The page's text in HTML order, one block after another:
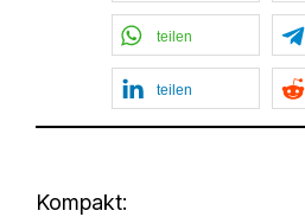
teilen
teilen
Kompakt: